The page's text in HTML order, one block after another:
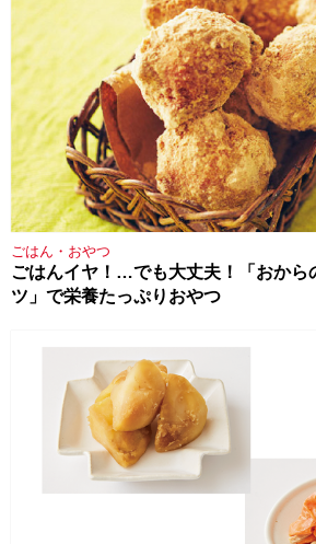
ごはん・おやつ
ごはんイヤ！…でも大丈夫！「おから
ツ」で栄養たっぷりおやつ